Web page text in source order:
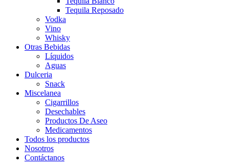
Tequila Reposado
Vodka
Vino
Whisky
Otras Bebidas
Líquidos
Aguas
Dulceria
Snack
Miscelanea
Cigarrillos
Desechables
Productos De Aseo
Medicamentos
Todos los productos
Nosotros
Contáctanos